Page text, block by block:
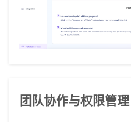
团队协作与权限管理